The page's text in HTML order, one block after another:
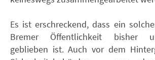
Es ist erschreckend, dass ein
Bremer Öffentlichkeit bisher
geblieben ist. Auch vor dem